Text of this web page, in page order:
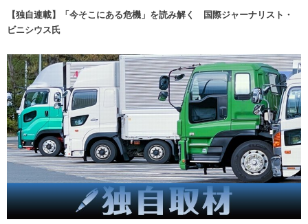
【独自連載】「今そこにある危機」を読み解く 国際ジャーナリスト・
ビニシウス氏